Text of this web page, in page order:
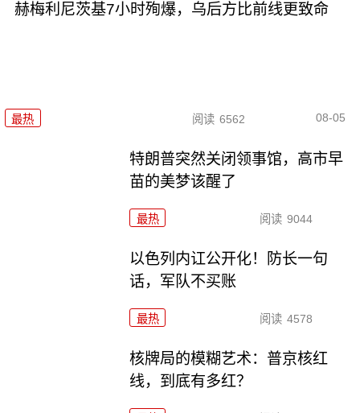
赫梅利尼茨基7小时殉爆，乌后方比前线更致命
最热 阅读 6562 08-05
特朗普突然关闭领事馆，高市早
苗的美梦该醒了
最热 阅读 9044
以色列内讧公开化！防长一句
话，军队不买账
最热 阅读 4578
核牌局的模糊艺术：普京核红
线，到底有多红？